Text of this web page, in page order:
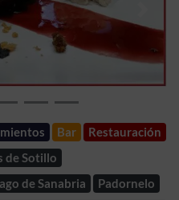
Bar Restauración
de Sotillo
de Sanabria
Padornelo